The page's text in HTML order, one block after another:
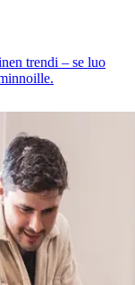
trendi – se luo